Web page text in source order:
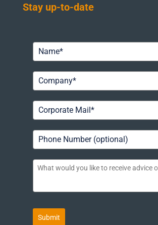
Stay up-to-date
Submit